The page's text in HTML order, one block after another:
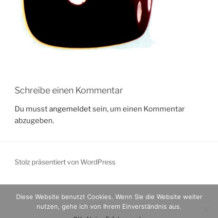
Schreibe einen Kommentar
Du musstangemeldetsein, um einen Kommentar
abzugeben.
Stolz präsentiert von WordPress
Diese Website benutzt Cookies. Wenn Sie die Website weiter
nutzen, gehe ich von Ihrem Einverständnis aus.